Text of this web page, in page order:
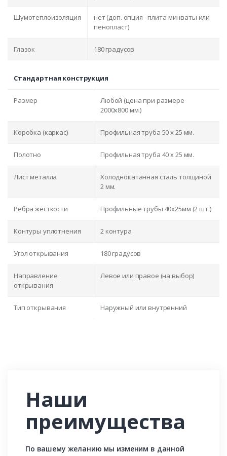
Шумотеплоизоляция
нет (доп. опция - плита минваты или
пенопласт)
Глазок 180 градусов
Стандартная конструкция
Размер
Любой (цена при размере
2000x800 мм.)
Коробка (каркас) Профильная труба 50 х 25 мм.
Полотно Профильная труба 40 х 25 мм.
Лист металла
Холоднокатанная сталь толщиной
2 мм.
Ребра жёсткости Профильные трубы 40х25мм (2 шт.)
Контуры уплотнения 2 контура
Угол открывания 180 градусов
Направление
открывания
Левое или правое (на выбор)
Тип открывания Наружный или внутренний
Наши
преимущества
По вашему желанию мы изменим в данной